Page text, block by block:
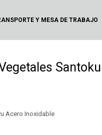
Y MESA DE TRABAJO
Santoku
Acero Inoxidable